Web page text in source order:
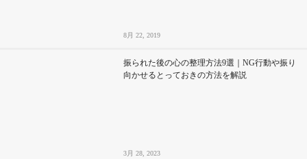
8月 22, 2019
振られた後の心の整理方法9選｜NG行動や振り
向かせるとっておきの方法を解説
3月 28, 2023